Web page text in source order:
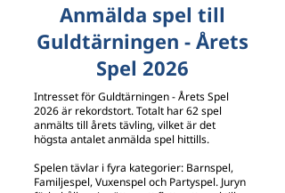
Anmälda spel till
Guldtärningen - Årets
Spel 2026
Intresset för Guldtärningen - Årets Spel
2026 är rekordstort. Totalt har 62 spel
anmälts till årets tävling, vilket är det
högsta antalet anmälda spel hittills.
Spelen tävlar i fyra kategorier: Barnspel,
Familjespel, Vuxenspel och Partyspel. Juryn